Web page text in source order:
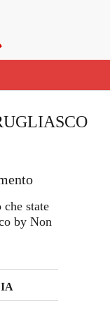
state
by Non